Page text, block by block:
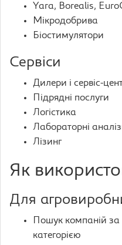
Yara, Borealis,
Мікродобрива
Біостимулятори
Сервіси
Дилери і сервіс-
Підрядні послуги
Логістика
Лабораторні
Лізинг
Як
Для
Пошук компаній
категорією